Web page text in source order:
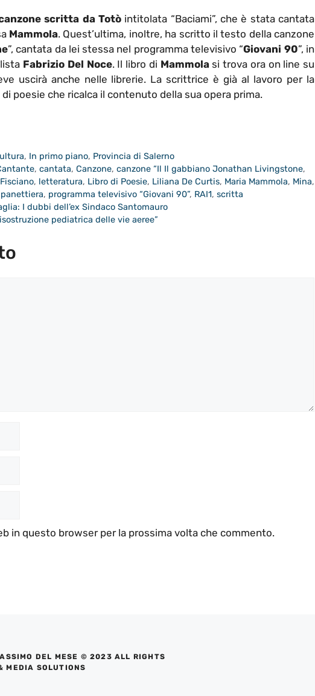
scritta da Totòintitolata “Baciami”, che è stata cantata
Mammola. Quest’ultima, inoltre, ha scritto il testo della canzone
”, cantata da lei stessa nel programma televisivo “Giovani 90”, in
Fabrizio Del Noce. Il libro di Mammolasi trova ora on line su
uscirà anche nelle librerie. La scrittrice è già al lavoro per la
poesie che ricalca il contenuto della sua opera prima.
, In primo piano, Provincia di Salerno
,cantata,Canzone,canzone “Il Il gabbiano Jonathan Livingstone,
, letteratura, Libro di Poesie, Liliana De Curtis, Maria Mammola, Mina,
, programma televisivo “Giovani 90”, RAI1, scritta
I dubbi dell’ex Sindaco Santomauro
pediatrica delle vie aeree”
in questo browser per la prossima volta che commento.
DEL MESE © 2023 ALL RIGHTS
MEDIA SOLUTIONS